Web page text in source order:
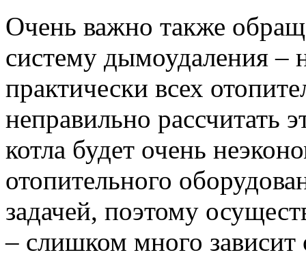
Очень важно также
систему дымоудаления –
практически всех
неправильно рассчитать
котла будет очень
отопительного
задачей, поэтому
– слишком много зависит